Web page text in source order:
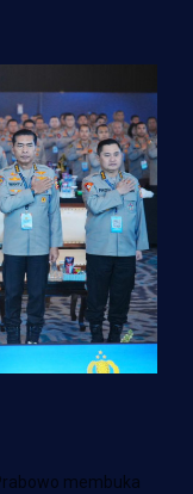
membuka